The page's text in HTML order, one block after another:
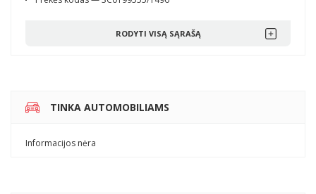
RODYTI VISĄ SĄRAŠĄ
TINKA AUTOMOBILIAMS
Informacijos nėra